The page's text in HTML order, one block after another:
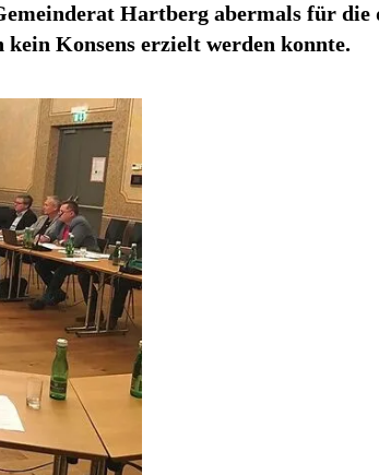
Hartberg abermals für
Konsens erzielt werden konnte.